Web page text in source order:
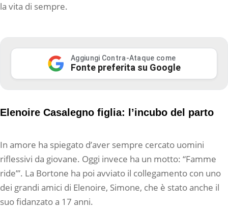
la vita di sempre.
Aggiungi Contra-Ataque come
Fonte preferita su Google
Elenoire Casalegno figlia: l’incubo del parto
In amore ha spiegato d’aver sempre cercato uomini
riflessivi da giovane. Oggi invece ha un motto: “Famme
ride’”. La Bortone ha poi avviato il collegamento con uno
dei grandi amici di Elenoire, Simone, che è stato anche il
suo fidanzato a 17 anni.